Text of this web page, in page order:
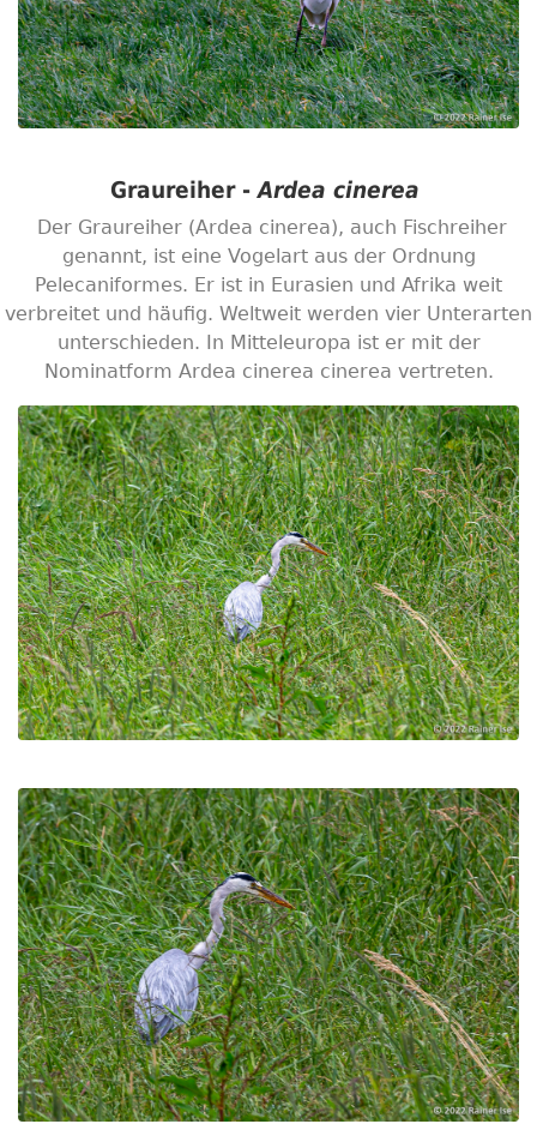
Graureiher -Ardea cinerea
Der Graureiher (Ardea cinerea), auch Fischreiher
genannt, ist eine Vogelart aus der Ordnung
Pelecaniformes. Er ist in Eurasien und Afrika weit
verbreitet und häufig. Weltweit werden vier Unterarten
unterschieden. In Mitteleuropa ist er mit der
Nominatform Ardea cinerea cinerea vertreten.